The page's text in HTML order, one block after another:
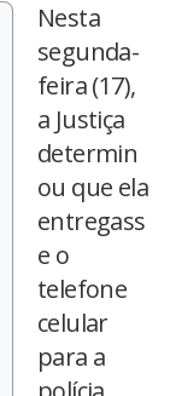
Nesta
segunda-
feira (17),
a Justiça
determin
ou que ela
entregass
e o
telefone
celular
para a